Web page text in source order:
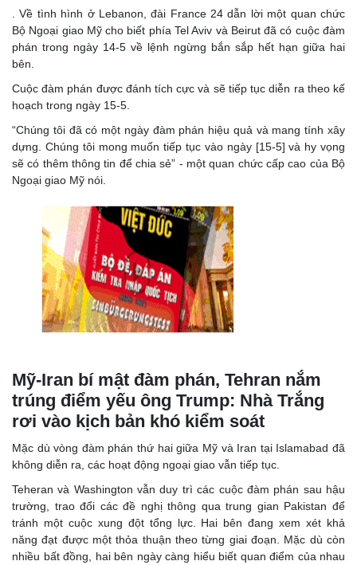
. Về tình hình ở Lebanon, đài France 24 dẫn lời một quan chức
Bộ Ngoại giao Mỹ cho biết phía Tel Aviv và Beirut đã có cuộc đàm
phán trong ngày 14-5 về lệnh ngừng bắn sắp hết hạn giữa hai
bên.
Cuộc đàm phán được đánh tích cực và sẽ tiếp tục diễn ra theo kế
hoạch trong ngày 15-5.
“Chúng tôi đã có một ngày đàm phán hiệu quả và mang tính xây
dựng. Chúng tôi mong muốn tiếp tục vào ngày [15-5] và hy vọng
sẽ có thêm thông tin để chia sẻ” - một quan chức cấp cao của Bộ
Ngoại giao Mỹ nói.
Mỹ-Iran bí mật đàm phán, Tehran nắm
trúng điểm yếu ông Trump: Nhà Trắng
rơi vào kịch bản khó kiểm soát
Mặc dù vòng đàm phán thứ hai giữa Mỹ và Iran tại Islamabad đã
không diễn ra, các hoạt động ngoại giao vẫn tiếp tục.
Teheran và Washington vẫn duy trì các cuộc đàm phán sau hậu
trường, trao đổi các đề nghị thông qua trung gian Pakistan để
tránh một cuộc xung đột tổng lực. Hai bên đang xem xét khả
năng đạt được một thỏa thuận theo từng giai đoạn. Mặc dù còn
nhiều bất đồng, hai bên ngày càng hiểu biết quan điểm của nhau